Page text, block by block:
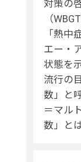
対策の
（
「熱中
エー・
状態を
流行の
数」と
＝マル
数」と